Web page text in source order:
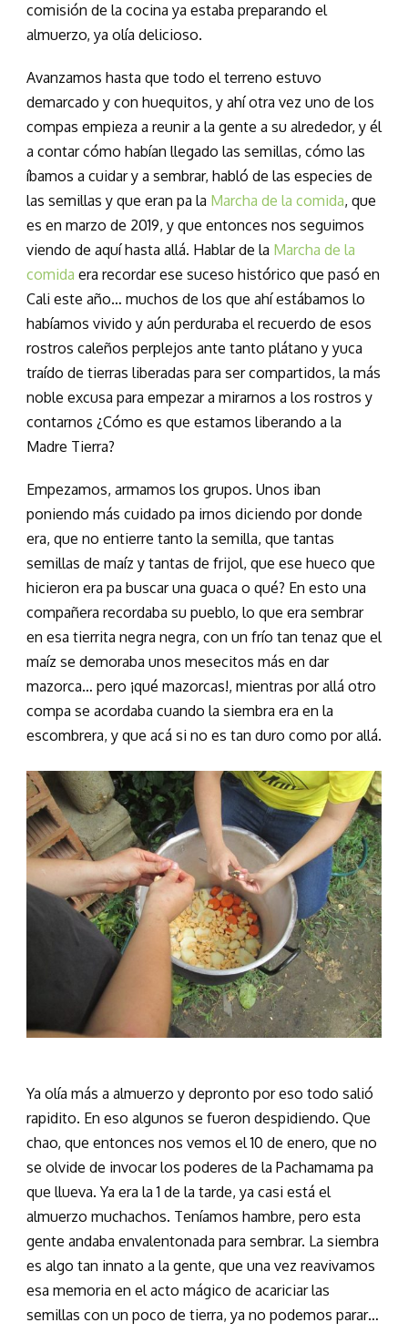
comisión de la cocina ya estaba preparando el
almuerzo, ya olía delicioso.
Avanzamos hasta que todo el terreno estuvo
demarcado y con huequitos, y ahí otra vez uno de los
compas empieza a reunir a la gente a su alrededor, y él
a contar cómo habían llegado las semillas, cómo las
íbamos a cuidar y a sembrar, habló de las especies de
las semillas y que eran pa la Marcha de la comida, que
es en marzo de 2019, y que entonces nos seguimos
viendo de aquí hasta allá. Hablar de la Marcha de la
comida era recordar ese suceso histórico que pasó en
Cali este año… muchos de los que ahí estábamos lo
habíamos vivido y aún perduraba el recuerdo de esos
rostros caleños perplejos ante tanto plátano y yuca
traído de tierras liberadas para ser compartidos, la más
noble excusa para empezar a mirarnos a los rostros y
contarnos ¿Cómo es que estamos liberando a la
Madre Tierra?
Empezamos, armamos los grupos. Unos iban
poniendo más cuidado pa irnos diciendo por donde
era, que no entierre tanto la semilla, que tantas
semillas de maíz y tantas de frijol, que ese hueco que
hicieron era pa buscar una guaca o qué? En esto una
compañera recordaba su pueblo, lo que era sembrar
en esa tierrita negra negra, con un frío tan tenaz que el
maíz se demoraba unos mesecitos más en dar
mazorca… pero ¡qué mazorcas!, mientras por allá otro
compa se acordaba cuando la siembra era en la
escombrera, y que acá si no es tan duro como por allá.
Ya olía más a almuerzo y depronto por eso todo salió
rapidito. En eso algunos se fueron despidiendo. Que
chao, que entonces nos vemos el 10 de enero, que no
se olvide de invocar los poderes de la Pachamama pa
que llueva. Ya era la 1 de la tarde, ya casi está el
almuerzo muchachos. Teníamos hambre, pero esta
gente andaba envalentonada para sembrar. La siembra
es algo tan innato a la gente, que una vez reavivamos
esa memoria en el acto mágico de acariciar las
semillas con un poco de tierra, ya no podemos parar…